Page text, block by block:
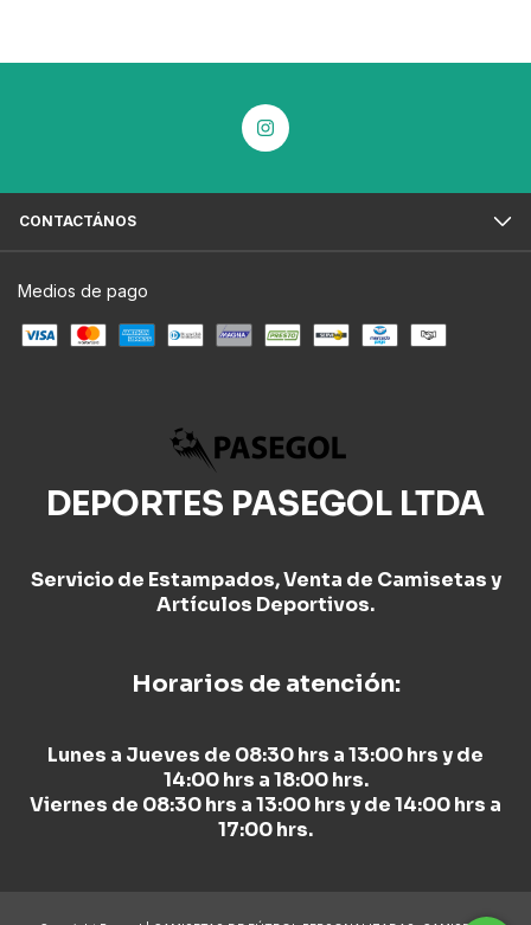
CONTACTÁNOS
Medios de pago
DEPORTES PASEGOL LTDA
Servicio de Estampados, Venta de Camisetas y
Artículos Deportivos.
Horarios de atención:
Lunes a Jueves de 08:30 hrs a 13:00 hrs y de
14:00 hrs a 18:00 hrs.
Viernes de 08:30 hrs a 13:00 hrs y de 14:00 hrs a
17:00 hrs.